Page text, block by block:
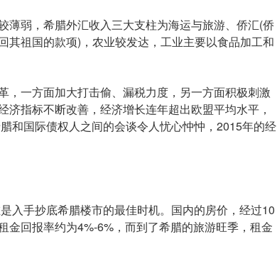
弱，希腊外汇收入三大支柱为海运与旅游、侨汇(侨
其祖国的款项)，农业较发达，工业主要以食品加工和
一方面加大打击偷、漏税力度，另一方面积极刺激
指标不断改善，经济增长连年超出欧盟平均水平，
和国际债权人之间的会谈令人忧心忡忡，2015年的经
手抄底希腊楼市的最佳时机。国内的房价，经过10
回报率约为4%-6%，而到了希腊的旅游旺季，租金